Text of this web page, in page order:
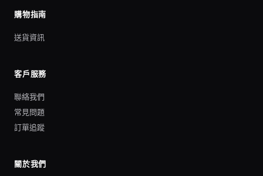
購物指南
送貨資訊
客戶服務
聯絡我們
常見問題
訂單追蹤
關於我們